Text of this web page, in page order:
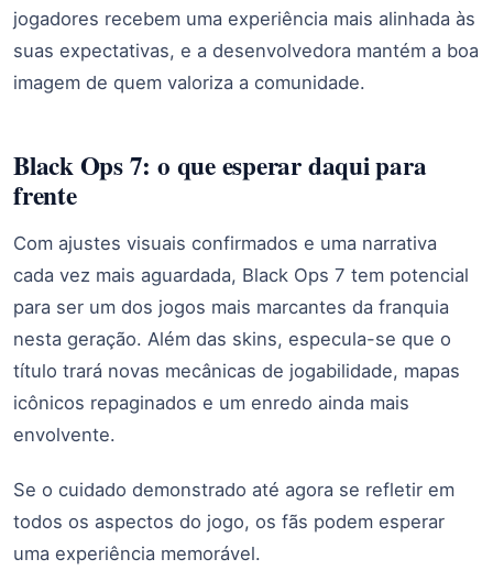
jogadores recebem uma experiência mais alinhada às
suas expectativas, e a desenvolvedora mantém a boa
imagem de quem valoriza a comunidade.
Black Ops 7: o que esperar daqui para
frente
Com ajustes visuais confirmados e uma narrativa
cada vez mais aguardada, Black Ops 7 tem potencial
para ser um dos jogos mais marcantes da franquia
nesta geração. Além das skins, especula-se que o
título trará novas mecânicas de jogabilidade, mapas
icônicos repaginados e um enredo ainda mais
envolvente.
Se o cuidado demonstrado até agora se refletir em
todos os aspectos do jogo, os fãs podem esperar
uma experiência memorável.